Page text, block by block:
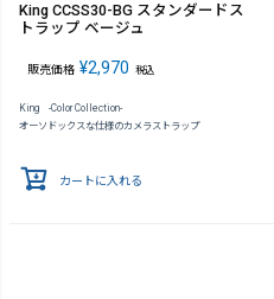
King CCSS30-BG スタンダードス
トラップ ベージュ
販売価格 ¥2,970 税込
King -Color Collection-
オーソドックスな仕様のカメラストラップ
カートに入れる